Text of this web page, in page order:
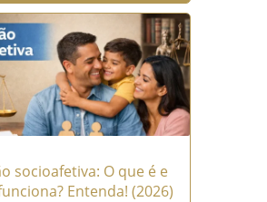
se como um
Leia mais →
socioafetiva: O que é e
Entenda! (2026)